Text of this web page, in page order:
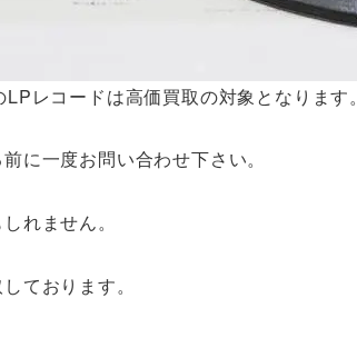
レコードは高価買取の対象となります。
に一度お問い合わせ下さい。
れません。
ております。